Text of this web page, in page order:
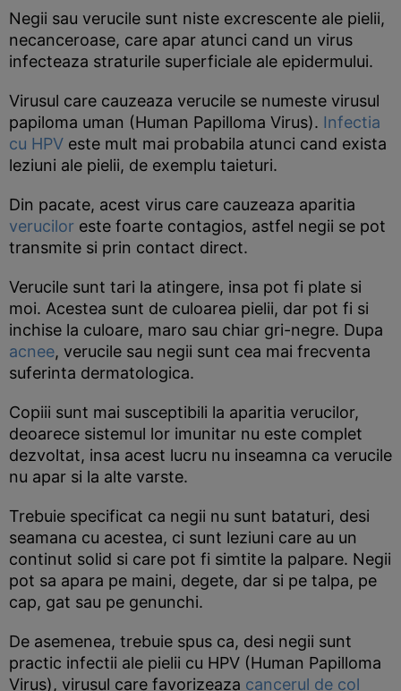
Negii sau verucile sunt niste excrescente ale pielii,
necanceroase, care apar atunci cand un virus
infecteaza straturile superficiale ale epidermului.
Virusul care cauzeaza verucile se numeste virusul
papiloma uman (Human Papilloma Virus). Infectia
cu HPV este mult mai probabila atunci cand exista
leziuni ale pielii, de exemplu taieturi.
Din pacate, acest virus care cauzeaza aparitia
verucilor este foarte contagios, astfel negii se pot
transmite si prin contact direct.
Verucile sunt tari la atingere, insa pot fi plate si
moi. Acestea sunt de culoarea pielii, dar pot fi si
inchise la culoare, maro sau chiar gri-negre. Dupa
acnee, verucile sau negii sunt cea mai frecventa
suferinta dermatologica.
Copiii sunt mai susceptibili la aparitia verucilor,
deoarece sistemul lor imunitar nu este complet
dezvoltat, insa acest lucru nu inseamna ca verucile
nu apar si la alte varste.
Trebuie specificat ca negii nu sunt bataturi, desi
seamana cu acestea, ci sunt leziuni care au un
continut solid si care pot fi simtite la palpare. Negii
pot sa apara pe maini, degete, dar si pe talpa, pe
cap, gat sau pe genunchi.
De asemenea, trebuie spus ca, desi negii sunt
practic infectii ale pielii cu HPV (Human Papilloma
Virus), virusul care favorizeaza cancerul de col